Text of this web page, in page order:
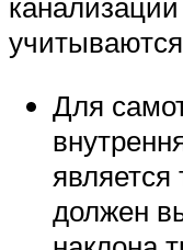
Для
является
должен